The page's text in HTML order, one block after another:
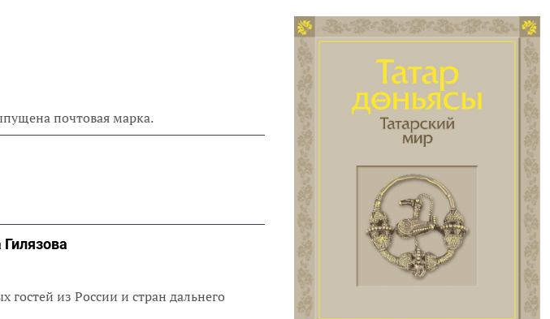
почтовая марка.
из России и стран дальнего